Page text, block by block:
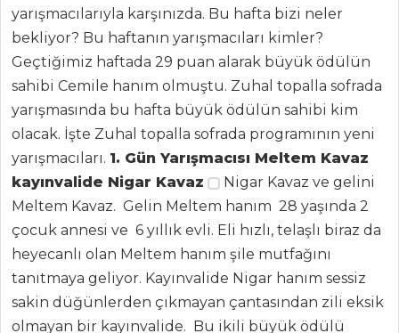
yarışmacılarıyla karşınızda. Bu hafta bizi neler
bekliyor? Bu haftanın yarışmacıları kimler?
Geçtiğimiz haftada 29 puan alarak büyük ödülün
sahibi Cemile hanım olmuştu. Zuhal topalla sofrada
yarışmasında bu hafta büyük ödülün sahibi kim
olacak. İşte Zuhal topalla sofrada programının yeni
yarışmacıları. 1. Gün Yarışmacısı Meltem Kavaz
kayınvalide Nigar Kavaz
Nigar Kavaz ve gelini
Meltem Kavaz. Gelin Meltem hanım 28 yaşında 2
çocuk annesi ve 6 yıllık evli. Eli hızlı, telaşlı biraz da
heyecanlı olan Meltem hanım şile mutfağını
tanıtmaya geliyor. Kayınvalide Nigar hanım sessiz
sakin düğünlerden çıkmayan çantasından zili eksik
olmayan bir kayınvalide. Bu ikili büyük ödülü